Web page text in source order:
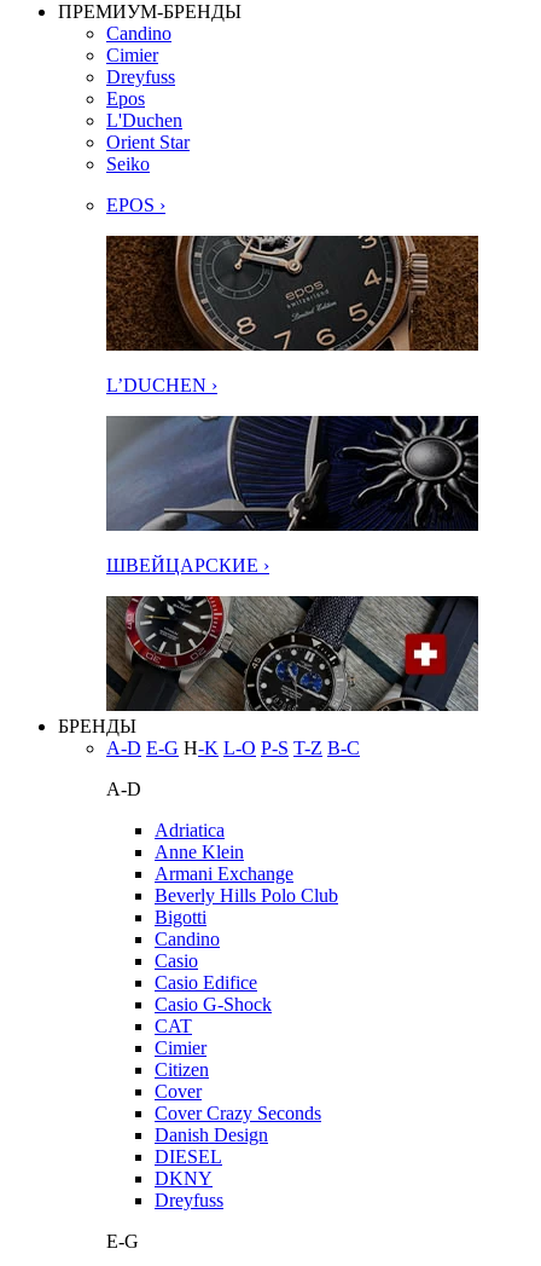
ПРЕМИУМ-БРЕНДЫ
Candino
Cimier
Dreyfuss
Epos
L'Duchen
Orient Star
Seiko
EPOS ›
L’DUCHEN ›
ШВЕЙЦАРСКИЕ ›
БРЕНДЫ
A-D E-G H-K L-O P-S T-Z В-С
A-D
Adriatica
Anne Klein
Armani Exchange
Beverly Hills Polo Club
Bigotti
Candino
Casio
Casio Edifice
Casio G-Shock
CAT
Cimier
Citizen
Cover
Cover Crazy Seconds
Danish Design
DIESEL
DKNY
Dreyfuss
E-G